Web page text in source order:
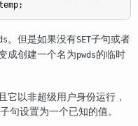
。但是如果没有SET子句或者
成创建一个名为pwds的临时
它以非超级用户身份运行，
子句设置为一个已知的值。